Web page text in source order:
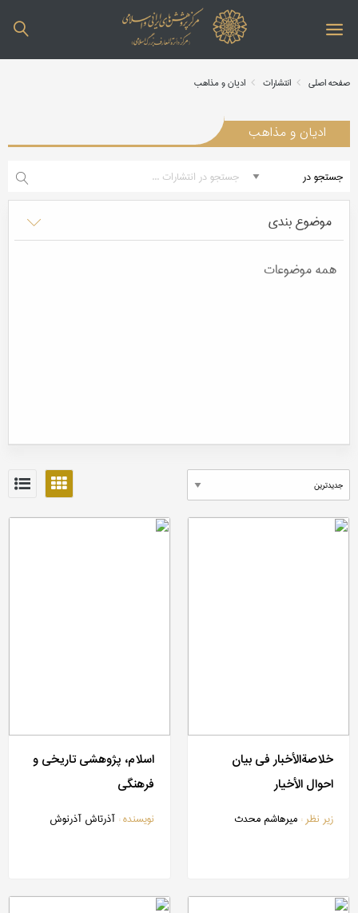
صفحه اصلی انتشارات ادیان و مذاهب
ادیان و مذاهب
موضوع بندی
همه موضوعات
خلاصة‎الأخبار فی بیان
احوال الأخیار
زیر نظر : میرهاشم محدث
اسلام، پژوهشی تاریخی و
فرهنگی
نویسنده : آذرتاش آذرنوش